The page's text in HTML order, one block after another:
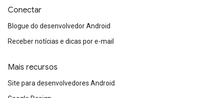
Conectar
Blogue do desenvolvedor Android
Receber notícias e dicas por e-mail
Mais recursos
Site para desenvolvedores Android